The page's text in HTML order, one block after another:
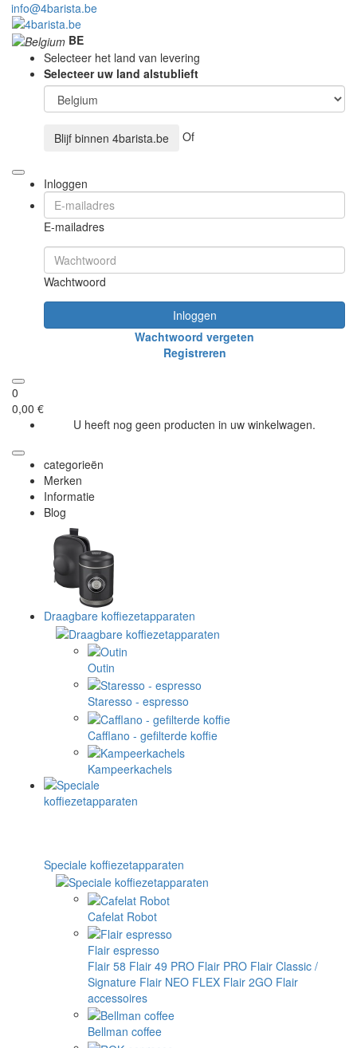
info@4barista.be
BE
Selecteer het land van levering
Selecteer uw land alstublieft
Blijf binnen 4barista.be Of
Inloggen
E-mailadres
Wachtwoord
Inloggen
Wachtwoord vergeten
Registreren
0
0,00 €
U heeft nog geen producten in uw winkelwagen.
categorieën
Merken
Informatie
Blog
Draagbare koffiezetapparaten
Outin
Staresso - espresso
Cafflano - gefilterde koffie
Kampeerkachels
Speciale koffiezetapparaten
Cafelat Robot
Flair espresso
Flair 58 Flair 49 PRO Flair PRO Flair Classic /
Signature Flair NEO FLEX Flair 2GO Flair
accessoires
Bellman coffee